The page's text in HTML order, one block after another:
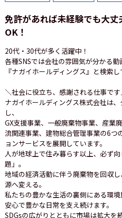
免許があれば未経験でも大
OK！
20代・30代が多く活躍中！
各種SNSでは会社の雰囲気が分かる動
『ナガイホールディングス』と検索し
＼社会に役立ち、感謝される仕事で
ナガイホールディングス株式会社は
し、
GX支援事業、一般廃棄物事業、産業
流関連事業、建物総合管理事業の6つ
ョンサービスを展開しています。
人が地球上で住み暮らす以上、必ず
題」。
地域の経済活動に伴う廃棄物を回収
源へ変える。
私たちの豊かな生活の裏側にある環境
安心で豊かな日常を支え続けます。
SDGsの広がりとともに市場は拡大を